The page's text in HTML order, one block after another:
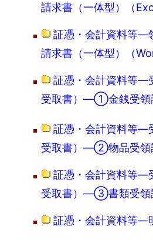
請求書（一体型）（
証憑・会計資料等―
請求書（一体型）（
証憑・会計資料等―
受取書）―①金銭受領
証憑・会計資料等―
受取書）―②物品受領
証憑・会計資料等―
受取書）―③書類受領
証憑・会計資料等―